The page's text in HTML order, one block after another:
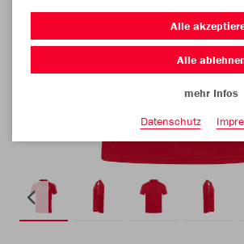
Alle
Alle
mehr Infos
Datenschutz